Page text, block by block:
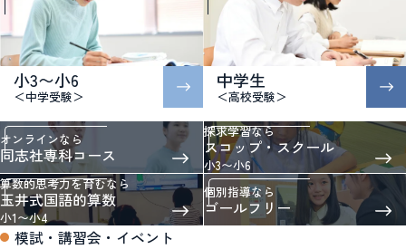
小3〜小6
＜中学受験＞
中学生
＜高校受験＞
オンラインなら
同志社専科コース
探求学習なら
スコップ・スクール
小3〜小6
算数的思考力を育むなら
玉井式国語的算数
小1〜小4
個別指導なら
ゴールフリー
模試・講習会・イベント